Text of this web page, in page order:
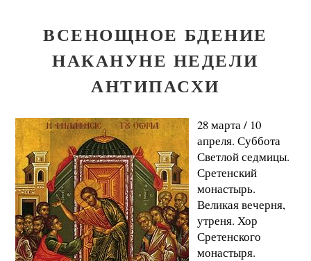
ВСЕНОЩНОЕ БДЕНИЕ
НАКАНУНЕ НЕДЕЛИ
АНТИПАСХИ
28 марта / 10
апреля. Суббота
Светлой седмицы.
Сретенский
монастырь.
Великая вечерня,
утреня. Хор
Сретенского
монастыря.